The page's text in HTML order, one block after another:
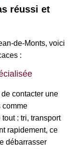
réussi et
de-Monts, voici
:
contacter une
comme
: tri, transport
rapidement, ce
débarrasser